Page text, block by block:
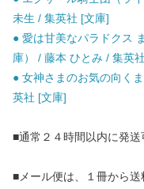
未生 / 集英社 [文庫]
● 愛は甘美なパラドクス
庫） / 藤本 ひとみ / 集英
● 女神さまのお気の向く
英社 [文庫]
■通常２４時間以内に発送
■メール便は、１冊から送